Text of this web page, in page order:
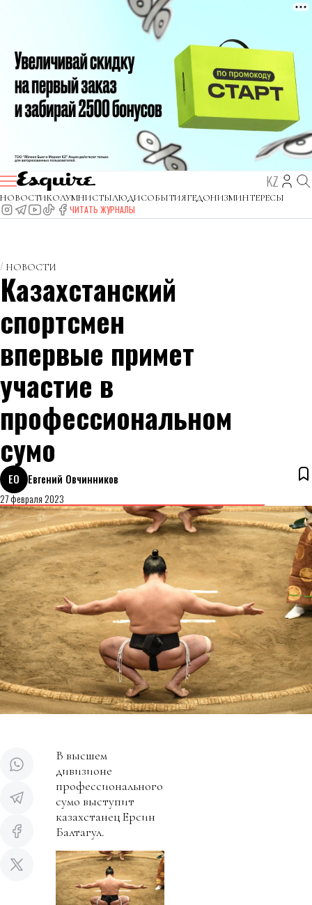
KZ
НОВОСТИКОЛУМНИСТЫЛЮДИСОБЫТИЯГЕДОНИЗМИНТЕРЕСЫ
ЧИТАТЬ ЖУРНАЛЫ
НОВОСТИ
Казахстанский
спортсмен
впервые примет
участие в
профессиональном
сумо
ЕО
Евгений Овчинников
27 февраля 2023
В высшем
дивизионе
профессионального
сумо выступит
казахстанец Ерсин
Балтагул.